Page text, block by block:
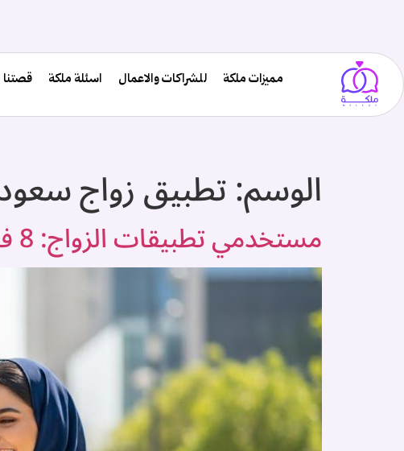
مميزات ملكة للشراكات والاعمال اسئلة ملكة قصتنا
الوسم:تطبيق زواج
مستخدمي تطبيقات الزواج: 8 فئات الأكثر استخدامًا لمواقع الزواج في السعودية